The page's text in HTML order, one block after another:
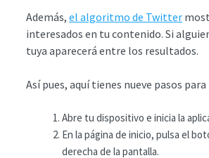
Además, el algoritmo de Twitter
interesados en tu contenido. Si
tuya aparecerá entre los resultados.
Así pues, aquí tienes nueve pasos
Abre tu dispositivo e inicia la
En la página de inicio, pulsa el
derecha de la pantalla.